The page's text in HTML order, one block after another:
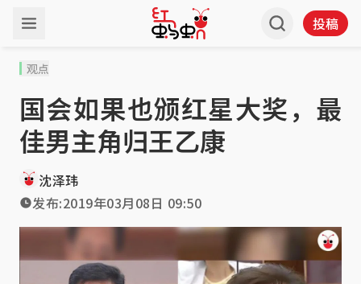
投稿
观点
国会如果也颁红星大奖，最
佳男主角归王乙康
沈泽玮
发布:2019年03月08日 09:50